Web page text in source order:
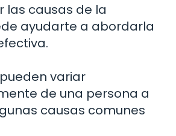
las causas de la
ayudarte a abordarla
variar
de una persona a
causas comunes